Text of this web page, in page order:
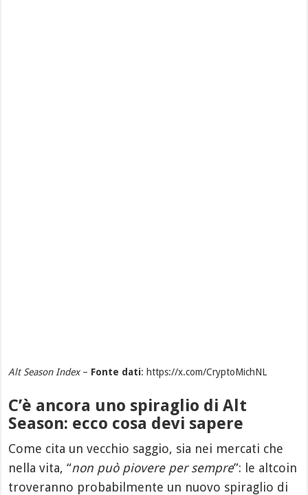
Alt Season Index– Fonte dati: https://x.com/CryptoMichNL
C’è ancora uno spiraglio di Alt
Season: ecco cosa devi sapere
Come cita un vecchio saggio, sia nei mercati che
nella vita, “non può piovere per sempre”: le altcoin
troveranno probabilmente un nuovo spiraglio di